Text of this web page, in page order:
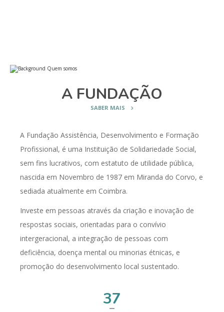
A FUNDAÇÃO
SABER MAIS
A Fundação Assistência, Desenvolvimento e Formação
Profissional, é uma Instituição de Solidariedade Social,
sem fins lucrativos, com estatuto de utilidade pública,
nascida em Novembro de 1987 em Miranda do Corvo, e
sediada atualmente em Coimbra.
Investe em pessoas através da criação e inovação de
respostas sociais, orientadas para o convívio
intergeracional, a integração de pessoas com
deficiência, doença mental ou minorias étnicas, e
promoção do desenvolvimento local sustentado.
37